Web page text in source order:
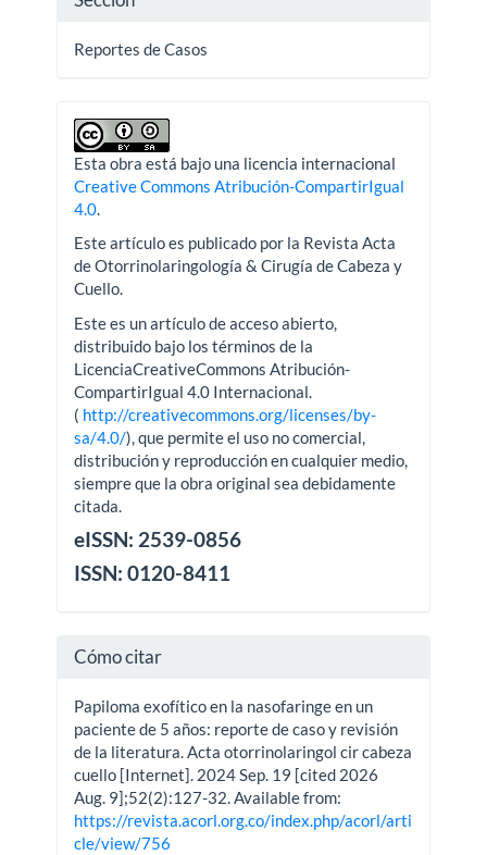
Reportes de Casos
Esta obra está bajo una licencia internacional
Creative Commons Atribución-CompartirIgual
4.0.
Este artículo es publicado por la Revista Acta
de Otorrinolaringología & Cirugía de Cabeza y
Cuello.
Este es un artículo de acceso abierto,
distribuido bajo los términos de la
LicenciaCreativeCommons Atribución-
CompartirIgual 4.0 Internacional.
( http://creativecommons.org/licenses/by-
sa/4.0/), que permite el uso no comercial,
distribución y reproducción en cualquier medio,
siempre que la obra original sea debidamente
citada.
eISSN: 2539-0856
ISSN: 0120-8411
Cómo citar
Papiloma exofítico en la nasofaringe en un
paciente de 5 años: reporte de caso y revisión
de la literatura. Acta otorrinolaringol cir cabeza
cuello [Internet]. 2024 Sep. 19 [cited 2026
Aug. 9];52(2):127-32. Available from:
https://revista.acorl.org.co/index.php/acorl/arti
cle/view/756